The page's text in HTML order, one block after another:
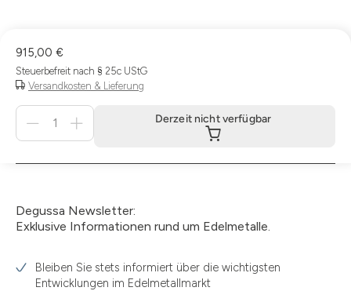
915,00 €
Steuerbefreit nach § 25c UStG
Versandkosten & Lieferung
Derzeit
verfügbar
Derzeit nicht verfügbar
Degussa Newsletter:
Exklusive Informationen rund um Edelmetalle.
Bleiben Sie stets informiert über die wichtigsten
Entwicklungen im Edelmetallmarkt